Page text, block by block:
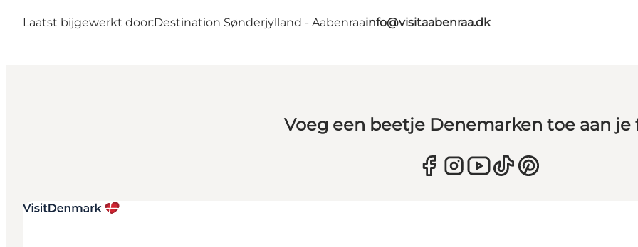
Laatst bijgewerkt door:Destination Sønderjylland - Aabenraainfo@visitaabenraa.dk
Voeg een beetje Denemarken toe aan je